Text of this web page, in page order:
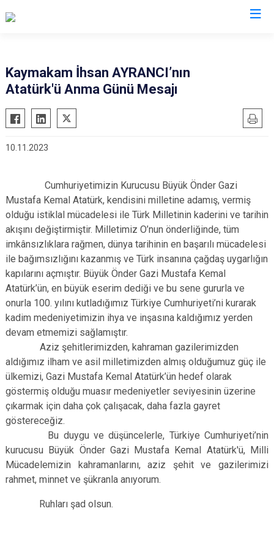
Anamur
Aydıncık
Çamlıyayla
Mut
Silifke
Yenişehir
Kaymakam İhsan AYRANCI’nın
Atatürk'ü Anma Günü Mesajı
10.11.2023
Cumhuriyetimizin Kurucusu Büyük Önder Gazi
Mustafa Kemal Atatürk, kendisini milletine adamış, vermiş
olduğu istiklal mücadelesi ile Türk Milletinin kaderini ve tarihin
akışını değiştirmiştir. Milletimiz O’nun önderliğinde, tüm
imkânsızlıklara rağmen, dünya tarihinin en başarılı mücadelesi
ile bağımsızlığını kazanmış ve Türk insanına çağdaş uygarlığın
kapılarını açmıştır. Büyük Önder Gazi Mustafa Kemal
Atatürk’ün, en büyük eserim dediği ve bu sene gururla ve
onurla 100. yılını kutladığımız Türkiye Cumhuriyeti’ni kurarak
kadim medeniyetimizin ihya ve inşasına kaldığımız yerden
devam etmemizi sağlamıştır.
Aziz şehitlerimizden, kahraman gazilerimizden
aldığımız ilham ve asil milletimizden almış olduğumuz güç ile
ülkemizi, Gazi Mustafa Kemal Atatürk’ün hedef olarak
göstermiş olduğu muasır medeniyetler seviyesinin üzerine
çıkarmak için daha çok çalışacak, daha fazla gayret
göstereceğiz.
Bu duygu ve düşüncelerle, Türkiye Cumhuriyeti’nin
kurucusu Büyük Önder Gazi Mustafa Kemal Atatürk'ü, Milli
Mücadelemizin kahramanlarını, aziz şehit ve gazilerimizi
rahmet, minnet ve şükranla anıyorum.
Ruhları şad olsun.